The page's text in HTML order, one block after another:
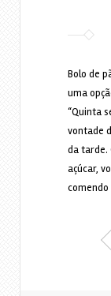
Bolo de
uma
“Quinta
vontade
da tarde.
açúcar,